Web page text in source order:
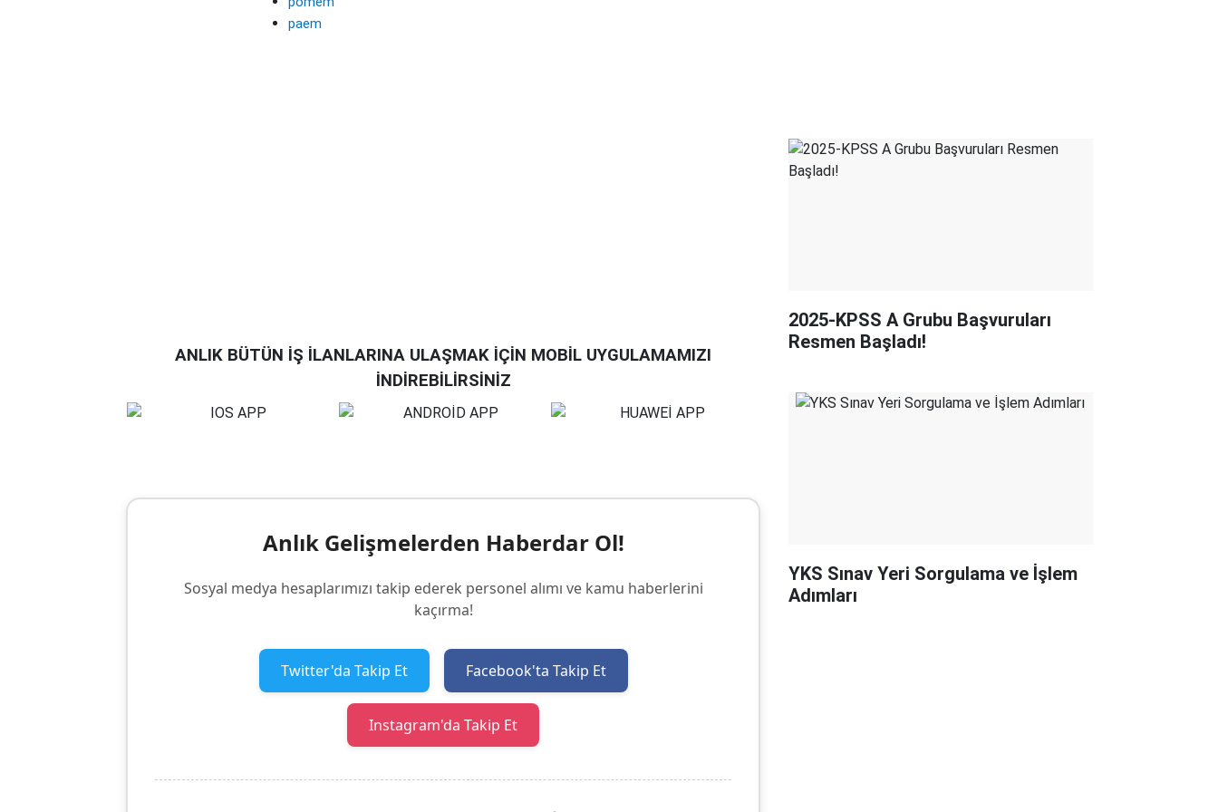
paem
ANLIK BÜTÜN İŞ İLANLARINA ULAŞMAK İÇİN MOBİL UYGULAMAMIZI
İNDİREBİLİRSİNİZ
Anlık Gelişmelerden Haberdar Ol!
Sosyal medya hesaplarımızı takip ederek personel alımı ve kamu haberlerini
kaçırma!
Twitter'da Takip Et Facebook'ta Takip Et
Instagram'da Takip Et
2025-KPSS A Grubu Başvuruları
Resmen Başladı!
YKS Sınav Yeri Sorgulama ve İşlem
Adımları